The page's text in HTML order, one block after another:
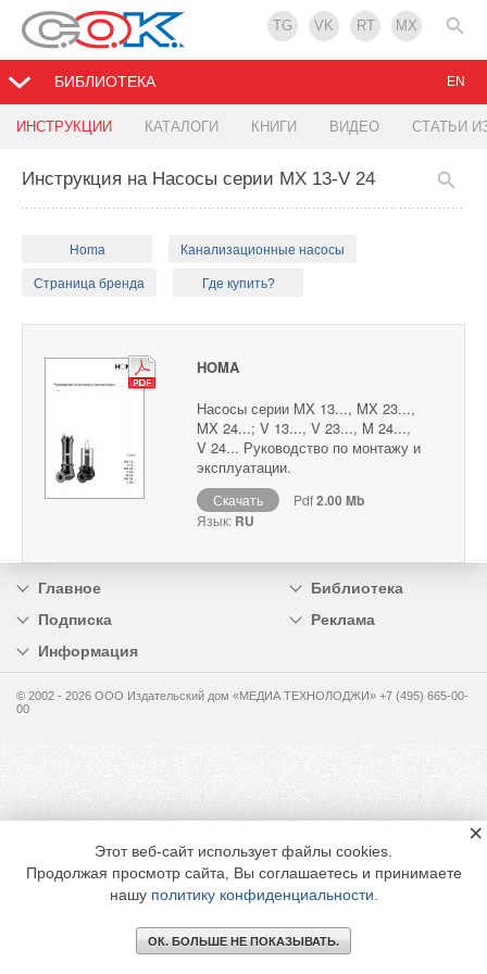
TG VK RT MX
БИБЛИОТЕКА
ИНСТРУКЦИИ КАТАЛОГИ КНИГИ ВИДЕО СТАТЬИ
EN
Инструкция на Насосы серии MX 13-V 24
Homa Канализационные насосы
Страница бренда Где купить?
HOMA
Насосы серии MX 13..., MX 23...,
MX 24...; V 13..., V 23..., M 24...,
V 24... Руководство по монтажу и
эксплуатации.
Скачать Pdf2.00 Mb
Язык: RU
Главное
Библиотека
Подписка
Реклама
Информация
© 2002 - 2026 OOO Издательский дом «МЕДИА ТЕХНОЛОДЖИ» +7 (495) 665-00-
00
Этот веб-сайт использует файлы cookies.
Продолжая просмотр сайта, Вы соглашаетесь и принимаете
нашу политику конфиденциальности
ОК. БОЛЬШЕ НЕ ПОКАЗЫВАТЬ.
×